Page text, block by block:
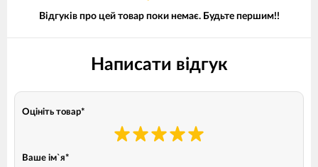
Відгуків про цей товар поки немає. Будьте першим!!
Написати відгук
Оцініть товар*
Ваше ім`я*